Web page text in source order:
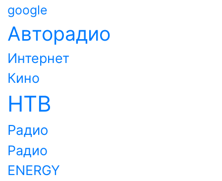
google
Авторадио
Интернет
Кино
НТВ
Радио
Радио
ENERGY